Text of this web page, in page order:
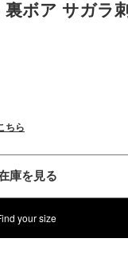
ボア サガラ
ちら
庫を見る
your size